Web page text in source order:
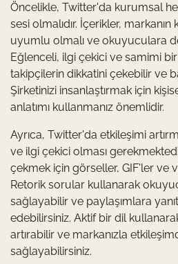
Öncelikle, Twitter'da kurumsal
sesi olmalıdır. İçerikler,
uyumlu olmalı ve okuyuculara
Eğlenceli, ilgi çekici ve samimi
takipçilerin dikkatini çekebilir ve
Şirketinizi insanlaştırmak için
anlatımı kullanmanız önemlidir.
Ayrıca, Twitter'da etkileşimi
ve ilgi çekici olması
çekmek için görseller, GIF'ler ve
Retorik sorular kullanarak
sağlayabilir ve paylaşımlara
edebilirsiniz. Aktif bir dil
artırabilir ve markanızla
sağlayabilirsiniz.